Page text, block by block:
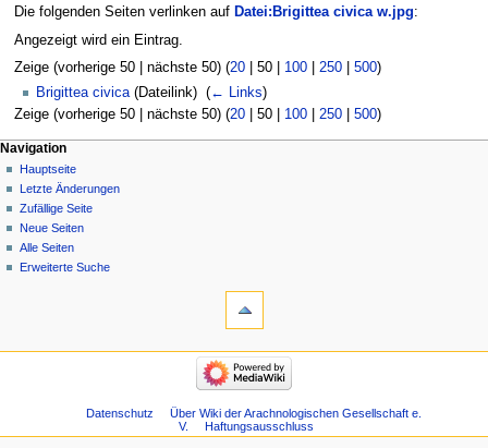
Die folgenden Seiten verlinken auf Datei:Brigittea civica w.jpg:
Angezeigt wird ein Eintrag.
Zeige (vorherige 50| nächste 50) (20| 50| 100| 250| 500)
Brigittea civica(Dateilink) ‎ (← Links)
Zeige (vorherige 50| nächste 50) (20| 50| 100| 250| 500)
Navigation
Hauptseite
Letzte Änderungen
Zufällige Seite
Neue Seiten
Alle Seiten
Erweiterte Suche
Datenschutz
Über Wiki der Arachnologischen Gesellschaft e.
V.
Haftungsausschluss